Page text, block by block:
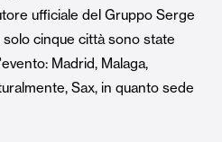
ufficiale del Gruppo Serge
solo cinque città sono state
Madrid, Malaga,
Sax, in quanto sede